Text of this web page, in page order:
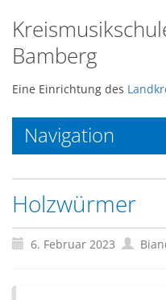
Bamberg
Eine Einrichtung des
Navigation
Holzwürmer
6. Februar 2023